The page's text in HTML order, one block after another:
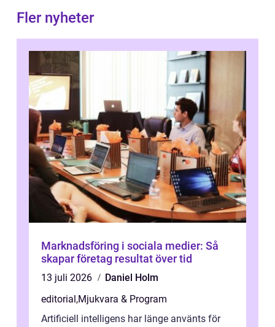
Fler nyheter
Marknadsföring i sociala medier: Så
skapar företag resultat över tid
13 juli 2026
Daniel Holm
editorial,Mjukvara & Program
Artificiell intelligens har länge använts för